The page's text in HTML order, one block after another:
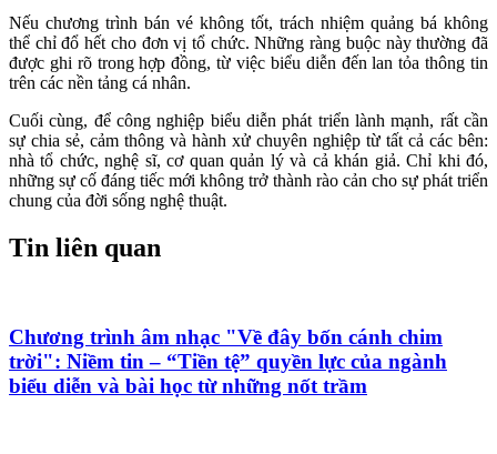
Nếu chương trình bán vé không tốt, trách nhiệm quảng bá không
thể chỉ đổ hết cho đơn vị tổ chức. Những ràng buộc này thường đã
được ghi rõ trong hợp đồng, từ việc biểu diễn đến lan tỏa thông tin
trên các nền tảng cá nhân.
Cuối cùng, để công nghiệp biểu diễn phát triển lành mạnh, rất cần
sự chia sẻ, cảm thông và hành xử chuyên nghiệp từ tất cả các bên:
nhà tổ chức, nghệ sĩ, cơ quan quản lý và cả khán giả. Chỉ khi đó,
những sự cố đáng tiếc mới không trở thành rào cản cho sự phát triển
chung của đời sống nghệ thuật.
Tin liên quan
Chương trình âm nhạc "Về đây bốn cánh chim
trời": Niềm tin – “Tiền tệ” quyền lực của ngành
biểu diễn và bài học từ những nốt trầm